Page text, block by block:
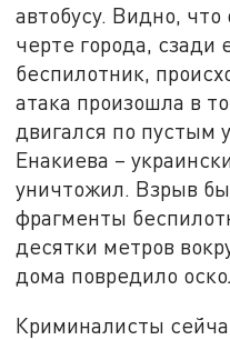
автобусу. Видно,
черте города, сзади
беспилотник,
атака произошла в
двигался по пустым
Енакиева –
уничтожил. Взрыв
фрагменты
десятки метров
дома повредило
Криминалисты